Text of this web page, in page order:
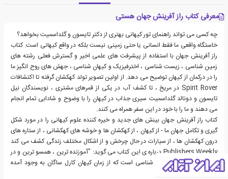
معرفی کتاب راز آفرینش جهان هستی
چه کسی می تواند راهنمای تور کیهانی بهتری از دکتر تایسون و گلداسمیت بخواهد؟
خاستگاه واقعی ما فقط انسانی یا حتی زمینی نیست بلکه در واقع کیهانی است. کتاب
راز آفرینش جهان با استفاده از پیشرفت های علمی اخیر و گسترش فعلی رشته های
زمین شناسی ، زیست شناسی ، اخترفیزیک و کیهان شناسی ، جهش های روح انگیز ما
را در درکمان از کیهان توضیح می دهد. از اولین تصویر تولد کهکشان گرفته تا اکتشافات
Spirit Rover در مریخ ، تا کشف آب در یکی از قمرهای مشتری ، نویسندگان نیل
تایسون و دونالد گلداسمیت سیری جذاب در کیهان را با وضوح و شادابی تمام انجام
می دهند و ما را با خود در این سفر همراه می کنند.
کتاب راز آفرینش جهان بینش های جدید و خیره کننده علوم کیهانی را در مورد شکل
گیری و تکامل جهان ما - از کیهان ، از کهکشان ها و خوشه های کهکشانی ، از ستاره های
درون کهکشان ها ، از سیارات در حال چرخش و از اشکال مختلف زندگی کشف می کند
Publishers Weekly درباره ی این کتاب می گوید: "آموزنده ترین ، همسو ترین و در
دسترس ترین نگاه کیهان شناسی است که از زمان کیهان کارل ساگان به وجود آمده
است"